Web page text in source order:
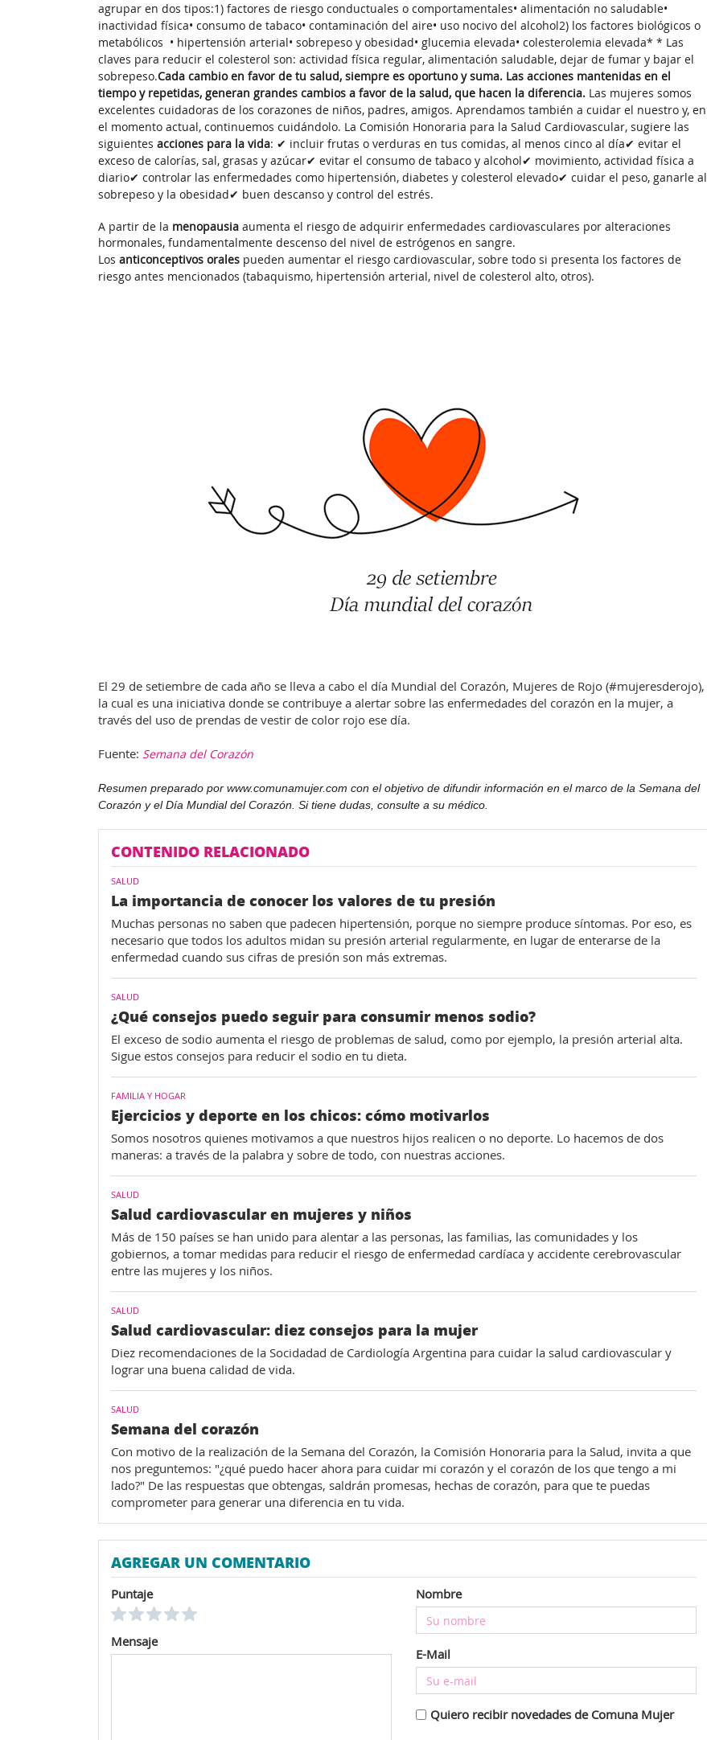
agrupar en dos tipos:1) factores de riesgo conductuales o comportamentales• alimentación no saludable•
inactividad física• consumo de tabaco• contaminación del aire• uso nocivo del alcohol2) los factores biológicos o
metabólicos • hipertensión arterial• sobrepeso y obesidad• glucemia elevada• colesterolemia elevada* * Las
claves para reducir el colesterol son: actividad física regular, alimentación saludable, dejar de fumar y bajar el
sobrepeso.Cada cambio en favor de tu salud, siempre es oportuno y suma. Las acciones mantenidas en el
tiempo y repetidas, generan grandes cambios a favor de la salud, que hacen la diferencia. Las mujeres somos
excelentes cuidadoras de los corazones de niños, padres, amigos. Aprendamos también a cuidar el nuestro y, en
el momento actual, continuemos cuidándolo. La Comisión Honoraria para la Salud Cardiovascular, sugiere las
siguientes acciones para la vida: ✔ incluir frutas o verduras en tus comidas, al menos cinco al día✔ evitar el
exceso de calorías, sal, grasas y azúcar✔ evitar el consumo de tabaco y alcohol✔ movimiento, actividad física a
diario✔ controlar las enfermedades como hipertensión, diabetes y colesterol elevado✔ cuidar el peso, ganarle al
sobrepeso y la obesidad✔ buen descanso y control del estrés.
A partir de la menopausia aumenta el riesgo de adquirir enfermedades cardiovasculares por alteraciones
hormonales, fundamentalmente descenso del nivel de estrógenos en sangre.
Los anticonceptivos orales pueden aumentar el riesgo cardiovascular, sobre todo si presenta los factores de
riesgo antes mencionados (tabaquismo, hipertensión arterial, nivel de colesterol alto, otros).
El 29 de setiembre de cada año se lleva a cabo el día Mundial del Corazón, Mujeres de Rojo (#mujeresderojo),
la cual es una iniciativa donde se contribuye a alertar sobre las enfermedades del corazón en la mujer, a
través del uso de prendas de vestir de color rojo ese día.
Fuente: Semana del Corazón
Resumen preparado por www.comunamujer.com con el objetivo de difundir información en el marco de la Semana del
Corazón y el Día Mundial del Corazón. Si tiene dudas, consulte a su médico.
CONTENIDO RELACIONADO
SALUD
La importancia de conocer los valores de tu presión
Muchas personas no saben que padecen hipertensión, porque no siempre produce síntomas. Por eso, es
necesario que todos los adultos midan su presión arterial regularmente, en lugar de enterarse de la
enfermedad cuando sus cifras de presión son más extremas.
SALUD
¿Qué consejos puedo seguir para consumir menos sodio?
El exceso de sodio aumenta el riesgo de problemas de salud, como por ejemplo, la presión arterial alta.
Sigue estos consejos para reducir el sodio en tu dieta.
FAMILIA Y HOGAR
Ejercicios y deporte en los chicos: cómo motivarlos
Somos nosotros quienes motivamos a que nuestros hijos realicen o no deporte. Lo hacemos de dos
maneras: a través de la palabra y sobre de todo, con nuestras acciones.
SALUD
Salud cardiovascular en mujeres y niños
Más de 150 países se han unido para alentar a las personas, las familias, las comunidades y los
gobiernos, a tomar medidas para reducir el riesgo de enfermedad cardíaca y accidente cerebrovascular
entre las mujeres y los niños.
SALUD
Salud cardiovascular: diez consejos para la mujer
Diez recomendaciones de la Socidadad de Cardiología Argentina para cuidar la salud cardiovascular y
lograr una buena calidad de vida.
SALUD
Semana del corazón
Con motivo de la realización de la Semana del Corazón, la Comisión Honoraria para la Salud, invita a que
nos preguntemos: "¿qué puedo hacer ahora para cuidar mi corazón y el corazón de los que tengo a mi
lado?" De las respuestas que obtengas, saldrán promesas, hechas de corazón, para que te puedas
comprometer para generar una diferencia en tu vida.
AGREGAR UN COMENTARIO
Puntaje
Mensaje
Nombre
E-Mail
Quiero recibir novedades de Comuna Mujer